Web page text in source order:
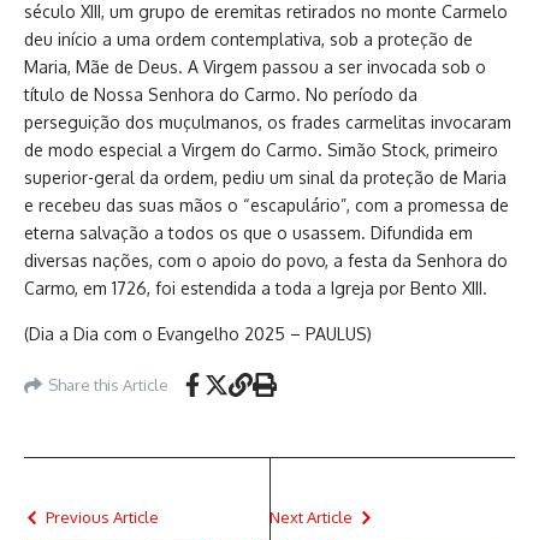
século XIII, um grupo de eremitas retirados no monte Carmelo
deu início a uma ordem contemplativa, sob a proteção de
Maria, Mãe de Deus. A Virgem passou a ser invocada sob o
título de Nossa Senhora do Carmo. No período da
perseguição dos muçulmanos, os frades carmelitas invocaram
de modo especial a Virgem do Carmo. Simão Stock, primeiro
superior-geral da ordem, pediu um sinal da proteção de Maria
e recebeu das suas mãos o “escapulário”, com a promessa de
eterna salvação a todos os que o usassem. Difundida em
diversas nações, com o apoio do povo, a festa da Senhora do
Carmo, em 1726, foi estendida a toda a Igreja por Bento XIII.
(Dia a Dia com o Evangelho 2025 – PAULUS)
Share this Article
Previous Article Next Article